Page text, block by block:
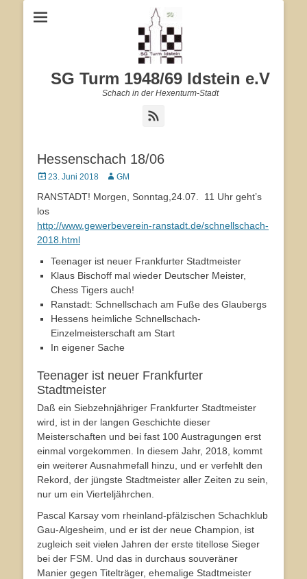
SG Turm 1948/69 Idstein e.V
Schach in der Hexenturm-Stadt
Hessenschach 18/06
Veröffentlicht
23. Juni 2018 Autor
GM
RANSTADT! Morgen, Sonntag,24.07. 11 Uhr geht’s
los
http://www.gewerbeverein-ranstadt.de/schnellschach-
2018.html
Teenager ist neuer Frankfurter Stadtmeister
Klaus Bischoff mal wieder Deutscher Meister,
Chess Tigers auch!
Ranstadt: Schnellschach am Fuße des Glaubergs
Hessens heimliche Schnellschach-
Einzelmeisterschaft am Start
In eigener Sache
Teenager ist neuer Frankfurter
Stadtmeister
Daß ein Siebzehnjähriger Frankfurter Stadtmeister
wird, ist in der langen Geschichte dieser
Meisterschaften und bei fast 100 Austragungen erst
einmal vorgekommen. In diesem Jahr, 2018, kommt
ein weiterer Ausnahmefall hinzu, und er verfehlt den
Rekord, der jüngste Stadtmeister aller Zeiten zu sein,
nur um ein Vierteljährchen.
Pascal Karsay vom rheinland-pfälzischen Schachklub
Gau-Algesheim, und er ist der neue Champion, ist
zugleich seit vielen Jahren der erste titellose Sieger
bei der FSM. Und das in durchaus souveräner
Manier gegen Titelträger, ehemalige Stadtmeister